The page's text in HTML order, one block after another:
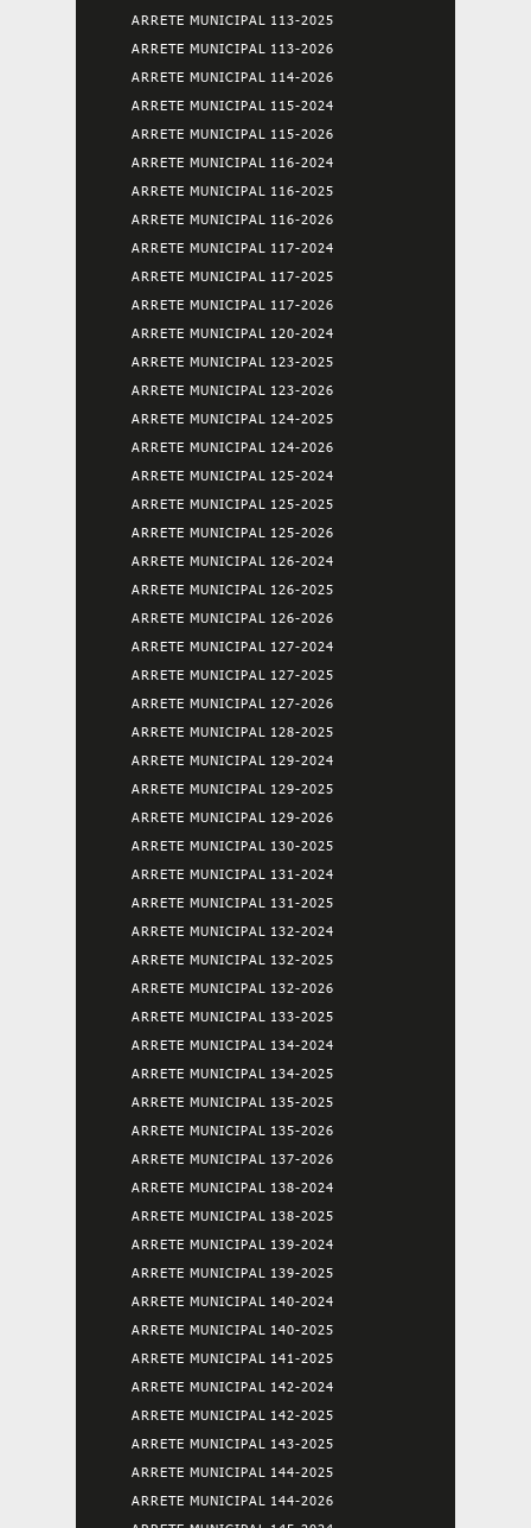
ARRETE MUNICIPAL 113-2025
ARRETE MUNICIPAL 113-2026
ARRETE MUNICIPAL 114-2026
ARRETE MUNICIPAL 115-2024
ARRETE MUNICIPAL 115-2026
ARRETE MUNICIPAL 116-2024
ARRETE MUNICIPAL 116-2025
ARRETE MUNICIPAL 116-2026
ARRETE MUNICIPAL 117-2024
ARRETE MUNICIPAL 117-2025
ARRETE MUNICIPAL 117-2026
ARRETE MUNICIPAL 120-2024
ARRETE MUNICIPAL 123-2025
ARRETE MUNICIPAL 123-2026
ARRETE MUNICIPAL 124-2025
ARRETE MUNICIPAL 124-2026
ARRETE MUNICIPAL 125-2024
ARRETE MUNICIPAL 125-2025
ARRETE MUNICIPAL 125-2026
ARRETE MUNICIPAL 126-2024
ARRETE MUNICIPAL 126-2025
ARRETE MUNICIPAL 126-2026
ARRETE MUNICIPAL 127-2024
ARRETE MUNICIPAL 127-2025
ARRETE MUNICIPAL 127-2026
ARRETE MUNICIPAL 128-2025
ARRETE MUNICIPAL 129-2024
ARRETE MUNICIPAL 129-2025
ARRETE MUNICIPAL 129-2026
ARRETE MUNICIPAL 130-2025
ARRETE MUNICIPAL 131-2024
ARRETE MUNICIPAL 131-2025
ARRETE MUNICIPAL 132-2024
ARRETE MUNICIPAL 132-2025
ARRETE MUNICIPAL 132-2026
ARRETE MUNICIPAL 133-2025
ARRETE MUNICIPAL 134-2024
ARRETE MUNICIPAL 134-2025
ARRETE MUNICIPAL 135-2025
ARRETE MUNICIPAL 135-2026
ARRETE MUNICIPAL 137-2026
ARRETE MUNICIPAL 138-2024
ARRETE MUNICIPAL 138-2025
ARRETE MUNICIPAL 139-2024
ARRETE MUNICIPAL 139-2025
ARRETE MUNICIPAL 140-2024
ARRETE MUNICIPAL 140-2025
ARRETE MUNICIPAL 141-2025
ARRETE MUNICIPAL 142-2024
ARRETE MUNICIPAL 142-2025
ARRETE MUNICIPAL 143-2025
ARRETE MUNICIPAL 144-2025
ARRETE MUNICIPAL 144-2026